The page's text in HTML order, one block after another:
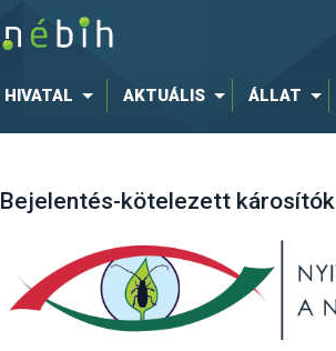
HIVATAL AKTUÁLIS ÁLLAT
Bejelentés-kötelezett károsítók